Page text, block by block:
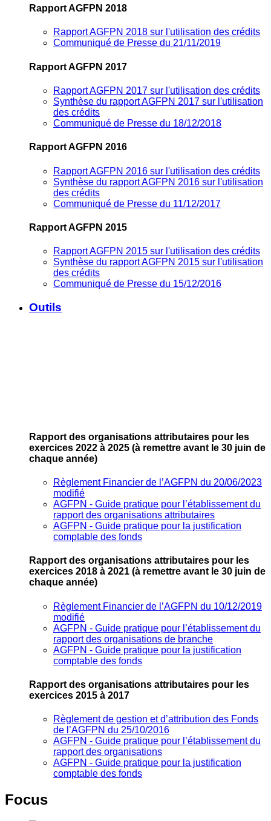
Rapport AGFPN 2018
Rapport AGFPN 2018 sur l'utilisation des crédits
Communiqué de Presse du 21/11/2019
Rapport AGFPN 2017
Rapport AGFPN 2017 sur l'utilisation des crédits
Synthèse du rapport AGFPN 2017 sur l'utilisation
des crédits
Communiqué de Presse du 18/12/2018
Rapport AGFPN 2016
Rapport AGFPN 2016 sur l'utilisation des crédits
Synthèse du rapport AGFPN 2016 sur l'utilisation
des crédits
Communiqué de Presse du 11/12/2017
Rapport AGFPN 2015
Rapport AGFPN 2015 sur l'utilisation des crédits
Synthèse du rapport AGFPN 2015 sur l'utilisation
des crédits
Communiqué de Presse du 15/12/2016
Outils
Rapport des organisations attributaires pour les
exercices 2022 à 2025 (à remettre avant le 30 juin de
chaque année)
Règlement Financier de l’AGFPN du 20/06/2023
modifié
AGFPN ‐ Guide pratique pour l’établissement du
rapport des organisations attributaires
AGFPN ‐ Guide pratique pour la justification
comptable des fonds
Rapport des organisations attributaires pour les
exercices 2018 à 2021 (à remettre avant le 30 juin de
chaque année)
Règlement Financier de l’AGFPN du 10/12/2019
modifié
AGFPN ‐ Guide pratique pour l’établissement du
rapport des organisations de branche
AGFPN ‐ Guide pratique pour la justification
comptable des fonds
Rapport des organisations attributaires pour les
exercices 2015 à 2017
Règlement de gestion et d’attribution des Fonds
de l’AGFPN du 25/10/2016
AGFPN ‐ Guide pratique pour l’établissement du
rapport des organisations
AGFPN ‐ Guide pratique pour la justification
comptable des fonds
Focus